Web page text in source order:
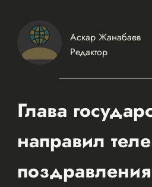
Аскар Жанабаев
Редактор
Глава
направил